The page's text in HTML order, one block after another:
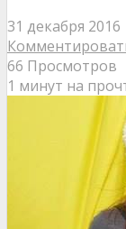
31 декабря 2016
66 Просмотров
1 минут на